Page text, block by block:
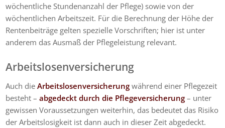
wöchentliche Stundenanzahl der Pflege) sowie von der
wöchentlichen Arbeitszeit. Für die Berechnung der Höhe der
Rentenbeiträge gelten spezielle Vorschriften; hier ist unter
anderem das Ausmaß der Pflegeleistung relevant.
Arbeitslosenversicherung
Auch dieArbeitslosenversicherung während einer Pflegezeit
besteht –abgedeckt durch die Pflegeversicherung – unter
gewissen Voraussetzungen weiterhin, das bedeutet das Risiko
der Arbeitslosigkeit ist dann auch in dieser Zeit abgedeckt.